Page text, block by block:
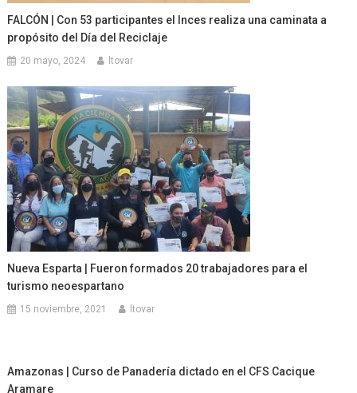
FALCÓN | Con 53 participantes el Inces realiza una caminata a
propósito del Día del Reciclaje
20 mayo, 2024 ltovar
Nueva Esparta | Fueron formados 20 trabajadores para el
turismo neoespartano
15 noviembre, 2021 ltovar
Amazonas | Curso de Panadería dictado en el CFS Cacique
Aramare